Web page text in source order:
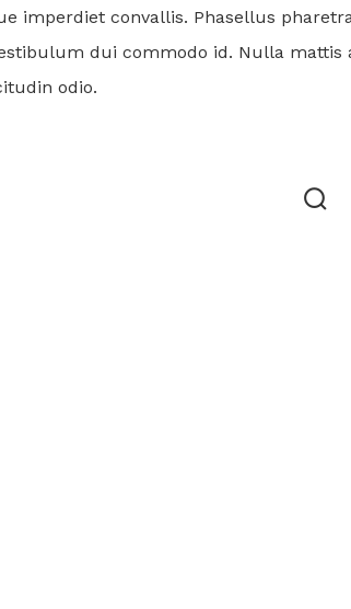
imperdiet convallis. Phasellus
dui commodo id. Nulla
odio.